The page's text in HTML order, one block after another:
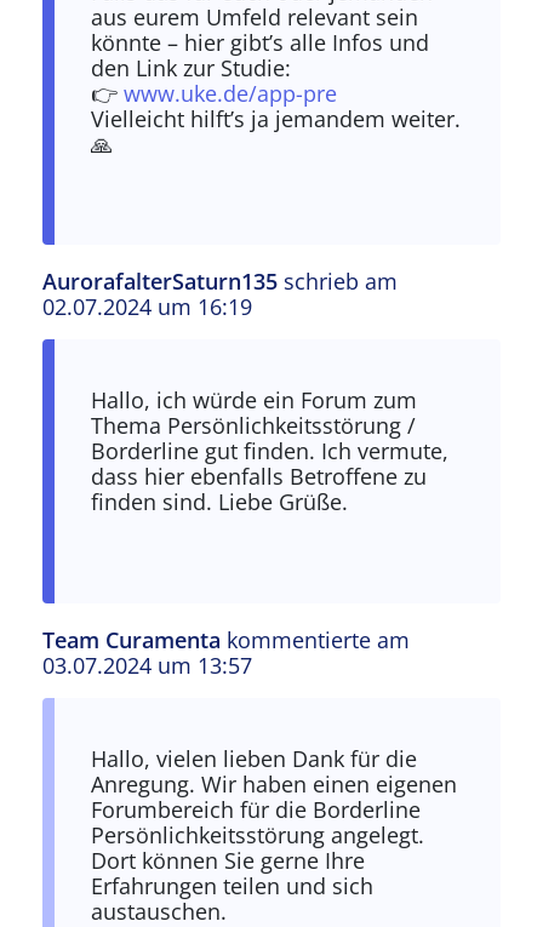
aus eurem Umfeld relevant sein
könnte – hier gibt’s alle Infos und
den Link zur Studie:
👉www.uke.de/app-pre
Vielleicht hilft’s ja jemandem weiter.
🙏
AurorafalterSaturn135 schrieb am
02.07.2024 um 16:19
Hallo, ich würde ein Forum zum
Thema Persönlichkeitsstörung /
Borderline gut finden. Ich vermute,
dass hier ebenfalls Betroffene zu
finden sind. Liebe Grüße.
Team Curamenta kommentierte am
03.07.2024 um 13:57
Antwort auf
Hallo, vielen lieben Dank für die
Anregung. Wir haben einen eigenen
Forumbereich für die Borderline
Persönlichkeitsstörung angelegt.
Dort können Sie gerne Ihre
Erfahrungen teilen und sich
austauschen.